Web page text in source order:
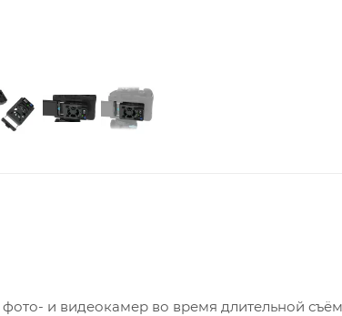
фото- и видеокамер во время длительной